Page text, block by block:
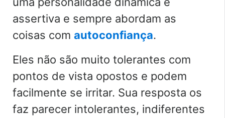
assertiva e sempre abordam as
coisas com autoconfiança.
Eles não são muito tolerantes com
pontos de vista opostos e podem
facilmente se irritar. Sua resposta os
faz parecer intolerantes, indiferentes